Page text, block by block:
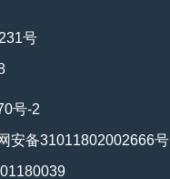
号
号-2
安备31011802002666号